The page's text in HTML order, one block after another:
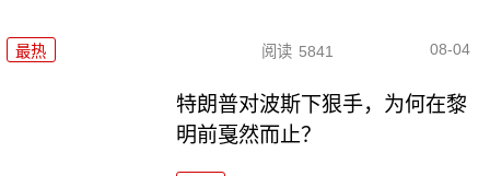
最热 阅读 5841 08-04
特朗普对波斯下狠手，为何在黎
明前戛然而止？